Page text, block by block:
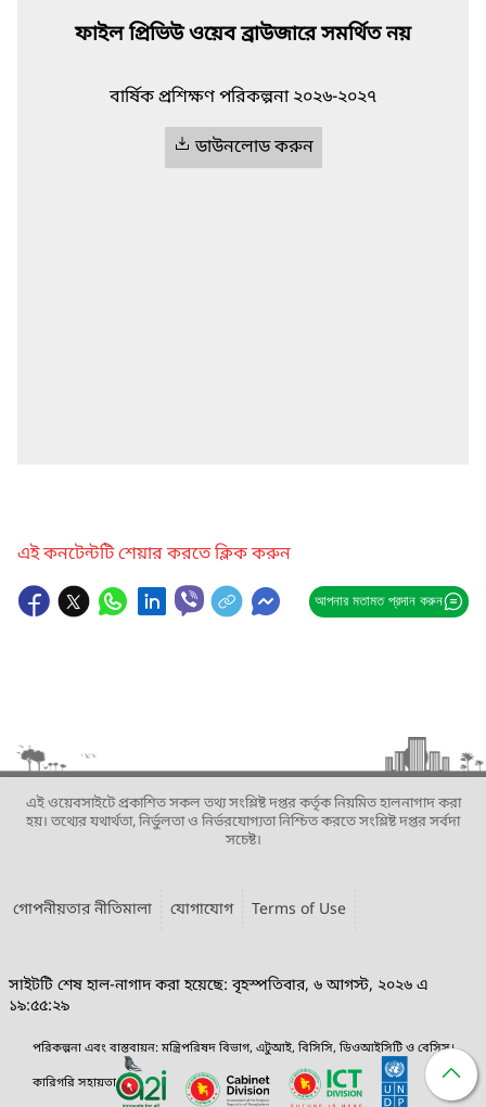
ফাইল প্রিভিউ ওয়েব ব্রাউজারে সমর্থিত নয়
বার্ষিক প্রশিক্ষণ পরিকল্পনা ২০২৬-২০২৭
ডাউনলোড করুন
এই কনটেন্টটি শেয়ার করতে ক্লিক করুন
আপনার মতামত প্রদান করুন
এই ওয়েবসাইটে প্রকাশিত সকল তথ্য সংশ্লিষ্ট দপ্তর কর্তৃক নিয়মিত হালনাগাদ করা
হয়। তথ্যের যথার্থতা, নির্ভুলতা ও নির্ভরযোগ্যতা নিশ্চিত করতে সংশ্লিষ্ট দপ্তর সর্বদা
সচেষ্ট।
গোপনীয়তার নীতিমালা যোগাযোগ Terms of Use
সাইটটি শেষ হাল-নাগাদ করা হয়েছে: বৃহস্পতিবার, ৬ আগস্ট, ২০২৬ এ
১৯:৫৫:২৯
পরিকল্পনা এবং বাস্তবায়ন: মন্ত্রিপরিষদ বিভাগ, এটুআই, বিসিসি, ডিওআইসিটি ও বেসিস।
কারিগরি সহায়তা